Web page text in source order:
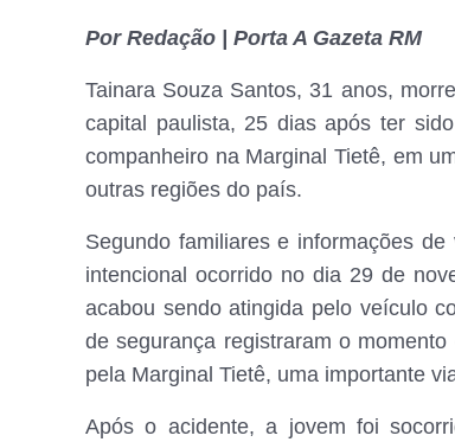
Por Redação | Porta A Gazeta RM
Tainara Souza Santos, 31 anos,
capital paulista, 25 dias após ter
companheiro na Marginal Tietê, em
outras regiões do país.
Segundo familiares e informações
intencional ocorrido no dia 29 de
acabou sendo atingida pelo veículo
de segurança registraram o
pela Marginal Tietê, uma importante
Após o acidente, a jovem foi